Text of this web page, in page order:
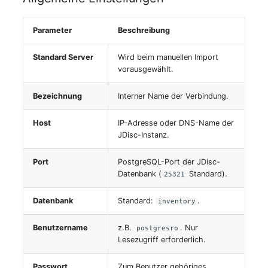
Gruppenmitgliedschaft
Handbuchzuweisung
Hostadapter (HBA)
Installation
IP-Liste
Kontaktzuweisung
Printbox
Rack-Segment
Raum
Remote Management
Controller
Replikationsobjekt
SAN Zoning
Schrank
Parameter Beschreibung
Standard Server
Wird beim manuellen Import
vorausgewählt.
Bezeichnung Interner Name der Verbindung.
Host
IP-Adresse oder DNS-Name der
JDisc-Instanz.
Port
PostgreSQL-Port der JDisc-
Datenbank ( 25321 Standard).
Datenbank Standard: inventory .
Benutzername z.B. postgresro . Nur
Lesezugriff erforderlich.